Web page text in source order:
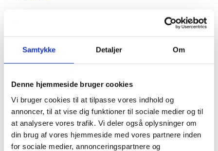
Samtykke Detaljer Om
Denne hjemmeside bruger cookies
Vi bruger cookies til at tilpasse vores indhold og
annoncer, til at vise dig funktioner til sociale medier og til
at analysere vores trafik. Vi deler også oplysninger om
din brug af vores hjemmeside med vores partnere inden
for sociale medier, annonceringspartnere og
omkring Almind, lige fra Hald Ege og Birgittelyst til Bruunshåb og
Finderup.
Det gælder både kendskabet til skikke, traditioner, kirker og
kapeller, og hvilke muligheder, der er for mindesamvær efter en
begravelse eller bisættelse, blomster, gravsten mv.